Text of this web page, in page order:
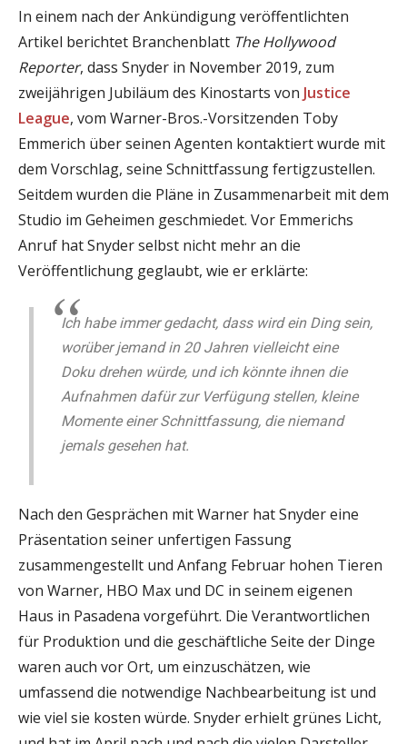
In einem nach der Ankündigung veröffentlichten
Artikel berichtet Branchenblatt The Hollywood
Reporter, dass Snyder in November 2019, zum
zweijährigen Jubiläum des Kinostarts von Justice
League, vom Warner-Bros.-Vorsitzenden Toby
Emmerich über seinen Agenten kontaktiert wurde mit
dem Vorschlag, seine Schnittfassung fertigzustellen.
Seitdem wurden die Pläne in Zusammenarbeit mit dem
Studio im Geheimen geschmiedet. Vor Emmerichs
Anruf hat Snyder selbst nicht mehr an die
Veröffentlichung geglaubt, wie er erklärte:
Ich habe immer gedacht, dass wird ein Ding sein,
worüber jemand in 20 Jahren vielleicht eine
Doku drehen würde, und ich könnte ihnen die
Aufnahmen dafür zur Verfügung stellen, kleine
Momente einer Schnittfassung, die niemand
jemals gesehen hat.
Nach den Gesprächen mit Warner hat Snyder eine
Präsentation seiner unfertigen Fassung
zusammengestellt und Anfang Februar hohen Tieren
von Warner, HBO Max und DC in seinem eigenen
Haus in Pasadena vorgeführt. Die Verantwortlichen
für Produktion und die geschäftliche Seite der Dinge
waren auch vor Ort, um einzuschätzen, wie
umfassend die notwendige Nachbearbeitung ist und
wie viel sie kosten würde. Snyder erhielt grünes Licht,